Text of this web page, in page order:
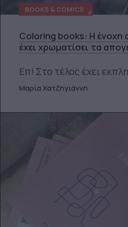
BOOKS & COMICS
Coloring books: H ένοχη
έχει χρωματίσει τα
Επ! Στο τέλος έχει
Μαρία Χατζηγιάννη